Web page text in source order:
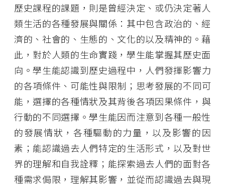
歷史課程的課題，則是曾經決定、或仍決定著人
類生活的各種發展與關係：其中包含政治的、經
濟的、社會的、生態的、文化的以及精神的。藉
此，對於人類的生命實踐，學生能掌握其歷史面
向。學生能認識到歷史過程中， 人們發揮影響力
的各項條件 、可能性與限制；思考發展的不同可
能， 選擇的各種情狀及其背後各項因果條件 ，與
行動的不同選擇。學生能因而注意到各種一般性
的發展情狀，各種驅動的力量，以及影響的因
素；能認識過去人們特定的生活形式，以及對世
界的理解和自我詮釋；能探索過去人們的面對各
種需求侷限，理解其影響，並從而認識過去與現